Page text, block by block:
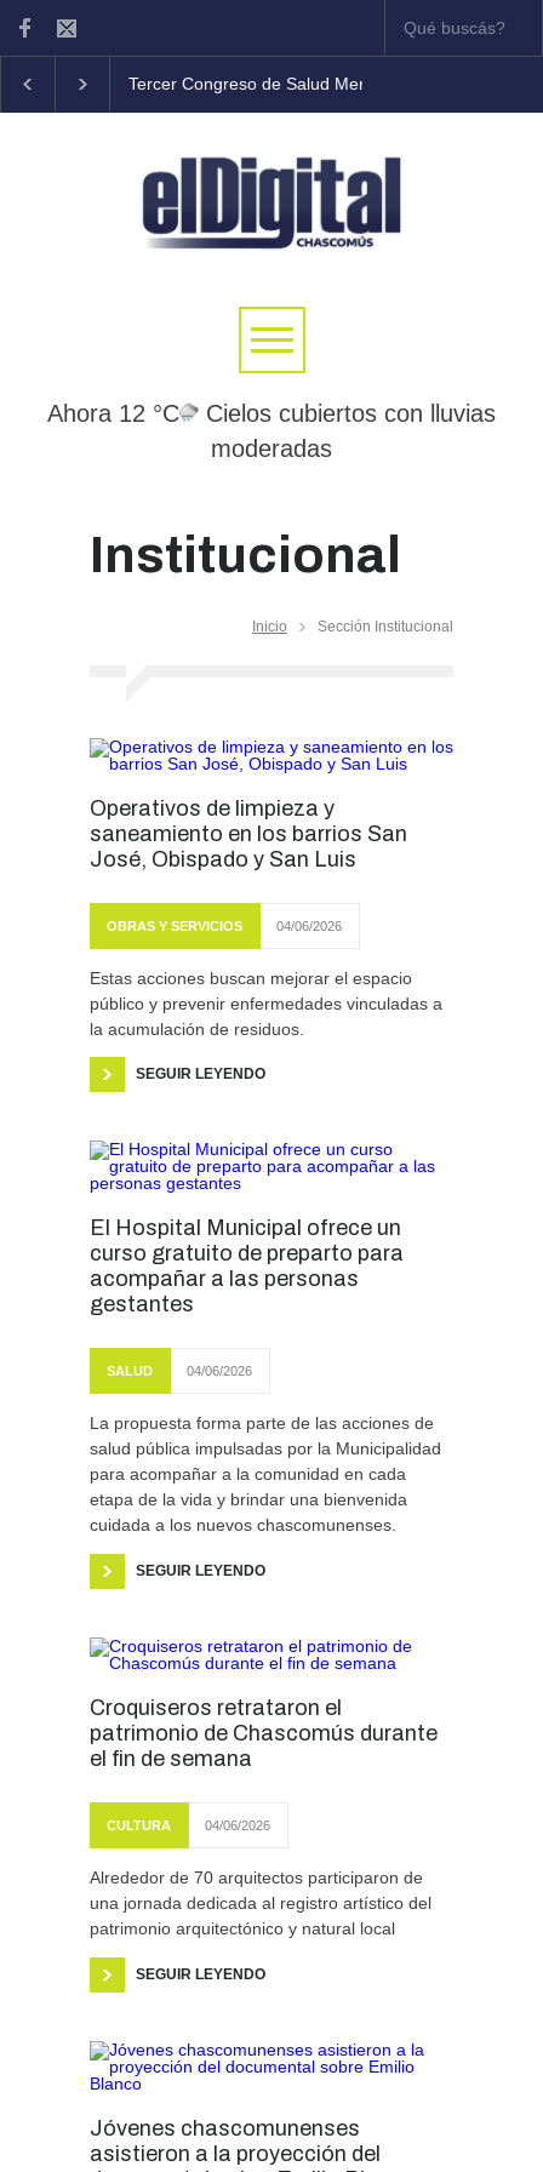
Tercer Congreso de Salud Mental Comunitaria en
Ahora 12 °C
Cielos cubiertos con lluvias
moderadas
Institucional
Inicio Sección Institucional
Operativos de limpieza y
saneamiento en los barrios San
José, Obispado y San Luis
OBRAS Y SERVICIOS 04/06/2026
Estas acciones buscan mejorar el espacio
público y prevenir enfermedades vinculadas a
la acumulación de residuos.
SEGUIR LEYENDO
El Hospital Municipal ofrece un
curso gratuito de preparto para
acompañar a las personas
gestantes
SALUD 04/06/2026
La propuesta forma parte de las acciones de
salud pública impulsadas por la Municipalidad
para acompañar a la comunidad en cada
etapa de la vida y brindar una bienvenida
cuidada a los nuevos chascomunenses.
SEGUIR LEYENDO
Croquiseros retrataron el
patrimonio de Chascomús durante
el fin de semana
CULTURA 04/06/2026
Alrededor de 70 arquitectos participaron de
una jornada dedicada al registro artístico del
patrimonio arquitectónico y natural local
SEGUIR LEYENDO
Jóvenes chascomunenses
asistieron a la proyección del